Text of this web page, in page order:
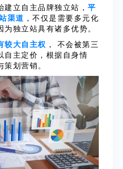
建立自 主品牌独立站， 平
渠道 ，不仅是需要多元化
独立站具有诸多优势。
较大自主权 ，
不会被第三
自主定价 ， 根据自身情
划营销。